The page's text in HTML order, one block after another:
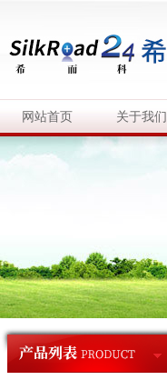
网站首页 关于我们